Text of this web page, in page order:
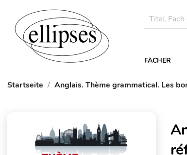
FÄCHER
Startseite Anglais. Thème grammatical. Les